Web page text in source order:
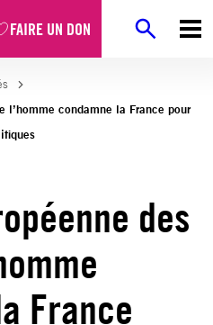
FAIRE UN DON
l’homme condamne la France pour
des
France